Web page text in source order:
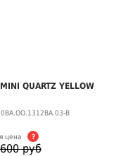
QUARTZ YELLOW
B
цена ?
руб